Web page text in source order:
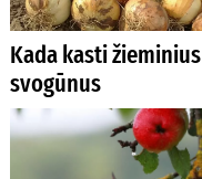
Kada kasti žieminius
svogūnus